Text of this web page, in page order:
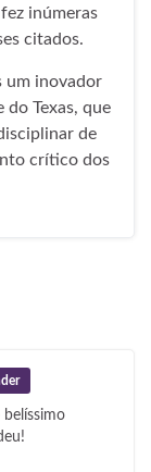
social
inúmeras
um inovador
do Texas,
de
crítico
belíssimo